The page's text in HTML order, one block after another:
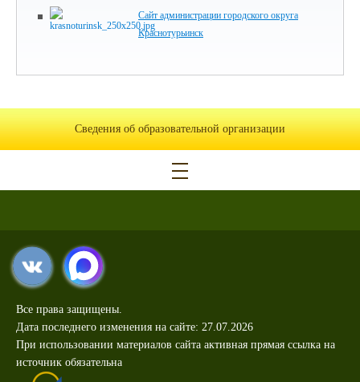
Сайт администрации городского округа
Краснотурьинск
Сведения об образовательной организации
Все права защищены.
Дата последнего изменения на сайте: 27.07.2026
При использовании материалов сайта активная прямая ссылка на
источник обязательна